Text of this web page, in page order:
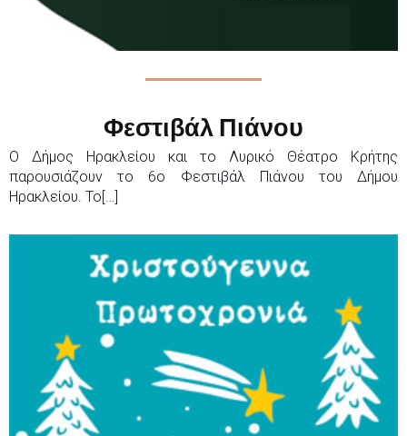
Φεστιβάλ Πιάνου
Ο Δήμος Ηρακλείου και το Λυρικό Θέατρο Κρήτης
παρουσιάζουν το 6ο Φεστιβάλ Πιάνου του Δήμου
Ηρακλείου. Το[…]